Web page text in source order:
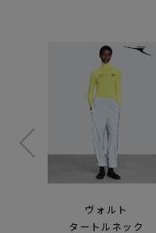
ヴォルト
タートルネック